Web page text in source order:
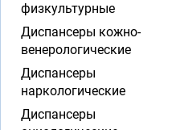
физкультурные
Диспансеры кожно-
венерологические
Диспансеры
наркологические
Диспансеры